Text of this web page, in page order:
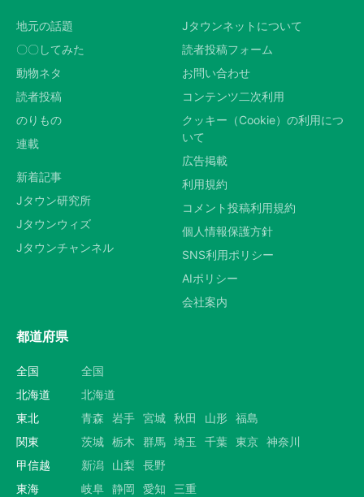
地元の話題
〇〇してみた
動物ネタ
読者投稿
のりもの
連載
新着記事
Jタウン研究所
Jタウンウィズ
Jタウンチャンネル
Jタウンネットについて
読者投稿フォーム
お問い合わせ
コンテンツ二次利用
クッキー（Cookie）の利用につ
いて
広告掲載
利用規約
コメント投稿利用規約
個人情報保護方針
SNS利用ポリシー
AIポリシー
会社案内
都道府県
全国
全国
北海道
北海道
東北
青森 岩手 宮城 秋田 山形 福島
関東
茨城 栃木 群馬 埼玉 千葉 東京 神奈川
甲信越
新潟 山梨
長野
東海
岐阜 静岡 愛知 三重